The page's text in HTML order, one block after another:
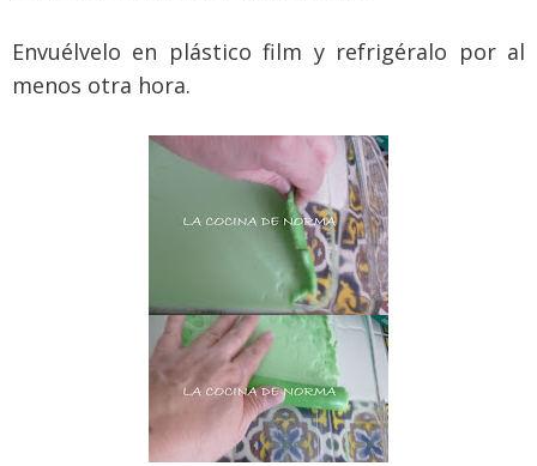
Envuélvelo en plástico film y refrigéralo por al
menos otra hora.